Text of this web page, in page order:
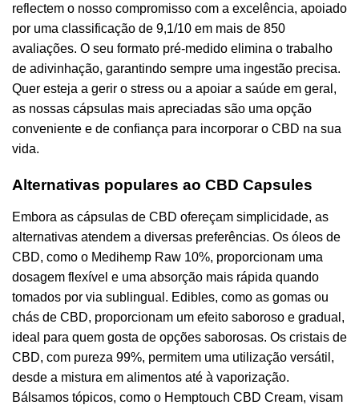
reflectem o nosso compromisso com a excelência, apoiado
por uma classificação de 9,1/10 em mais de 850
avaliações. O seu formato pré-medido elimina o trabalho
de adivinhação, garantindo sempre uma ingestão precisa.
Quer esteja a gerir o stress ou a apoiar a saúde em geral,
as nossas cápsulas mais apreciadas são uma opção
conveniente e de confiança para incorporar o CBD na sua
vida.
Alternativas populares ao CBD Capsules
Embora as cápsulas de CBD ofereçam simplicidade, as
alternativas atendem a diversas preferências. Os óleos de
CBD, como o Medihemp Raw 10%, proporcionam uma
dosagem flexível e uma absorção mais rápida quando
tomados por via sublingual. Edibles, como as gomas ou
chás de CBD, proporcionam um efeito saboroso e gradual,
ideal para quem gosta de opções saborosas. Os cristais de
CBD, com pureza 99%, permitem uma utilização versátil,
desde a mistura em alimentos até à vaporização.
Bálsamos tópicos, como o Hemptouch CBD Cream, visam